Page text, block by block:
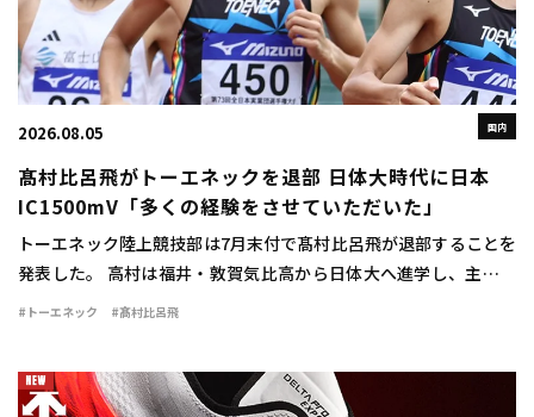
国内
2026.08.05
髙村比呂飛がトーエネックを退部 日体大時代に日本
IC1500mV「多くの経験をさせていただいた」
トーエネック陸上競技部は7月末付で髙村比呂飛が退部することを
発表した。 高村は福井・敦賀気比高から日体大へ進学し、主に中
距離で活躍。1500mで2年時に3分42秒76をマークすると、3、4年
#トーエネック #髙村比呂飛